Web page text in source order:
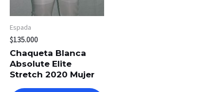
Espada
$135.000
Chaqueta Blanca
Absolute Elite
Stretch 2020 Mujer